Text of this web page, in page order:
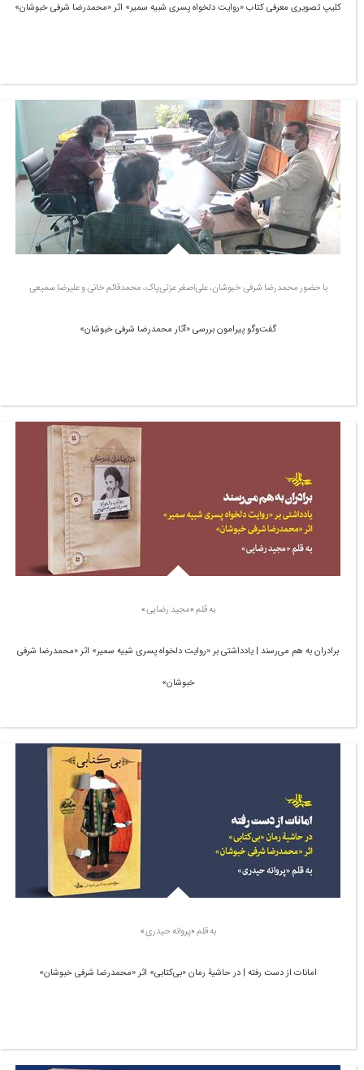
کلیپ تصویری معرفی کتاب «روایت دلخواه پسری شبیه سمیر» اثر «محمدرضا شرفی خبوشان»
با حضور محمدرضا شرفی خبوشان، علی‌اصغر عزتی‌پاک، محمدقائم خانی و علیرضا سمیعی
گفت‌وگو پیرامون بررسی «آثار محمدرضا شرفی خبوشان»
به قلم «مجید رضایی»
برادران به هم می‌رسند | یادداشتی بر «روایت دلخواه پسری شبیه سمیر» اثر «محمدرضا شرفی
خبوشان»
به قلم «پروانه حیدری»
امانات از دست رفته | در حاشیۀ رمان «بی‌کتابی» اثر «محمدرضا شرفی خبوشان»